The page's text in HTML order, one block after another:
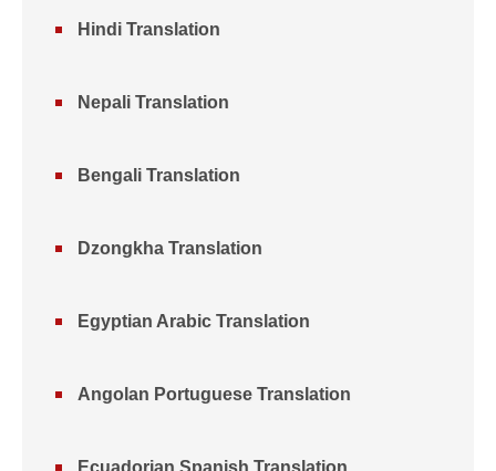
Hindi Translation
Nepali Translation
Bengali Translation
Dzongkha Translation
Egyptian Arabic Translation
Angolan Portuguese Translation
Ecuadorian Spanish Translation